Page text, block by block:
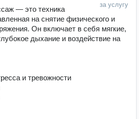
за услугу
— это техника
на снятие физического и
Он включает в себя мягкие,
дыхание и воздействие на